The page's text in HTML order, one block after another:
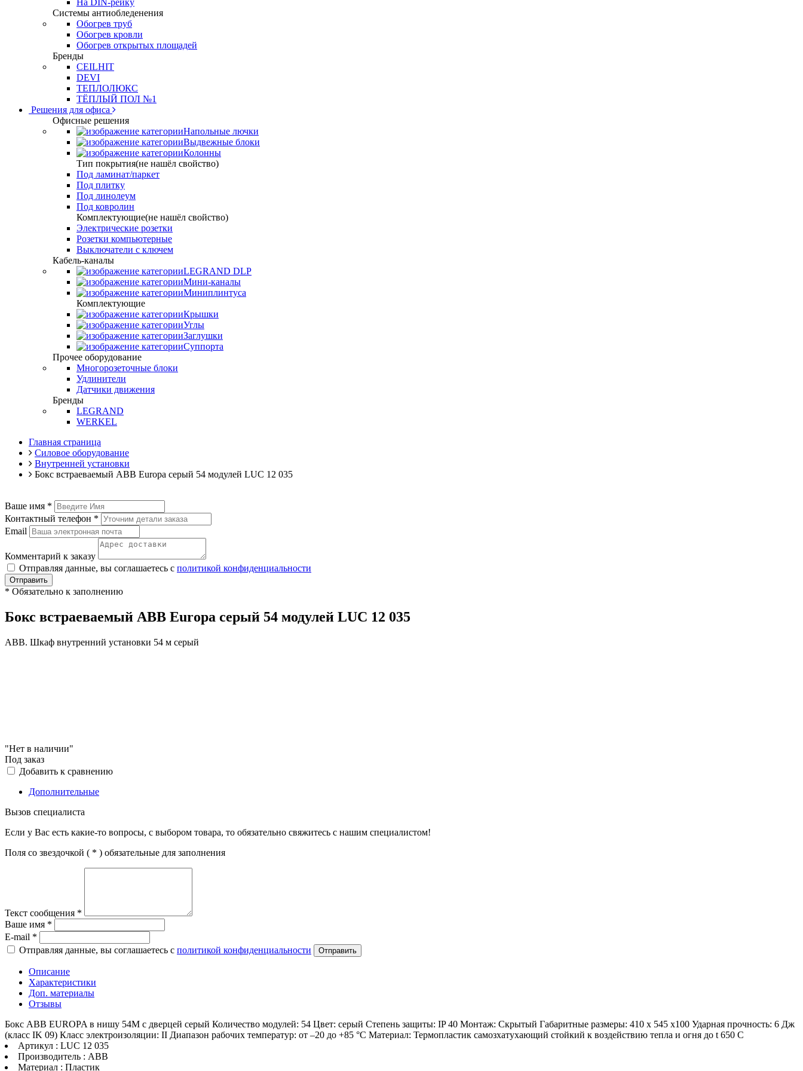
На DIN-рейку
Системы антиобледенения
Обогрев труб
Обогрев кровли
Обогрев открытых площадей
Бренды
CEILHIT
DEVI
ТЕПЛОЛЮКС
ТЁПЛЫЙ ПОЛ №1
Решения для офиса
Офисные решения
Напольные лючки
Выдвежные блоки
Колонны
Тип покрытия(не нашёл свойство)
Под ламинат/паркет
Под плитку
Под линолеум
Под ковролин
Комплектующие(не нашёл свойство)
Электрические розетки
Розетки компьютерные
Выключатели с ключем
Кабель-каналы
LEGRAND DLP
Мини-каналы
Миниплинтуса
Комплектующие
Крышки
Углы
Заглушки
Суппорта
Прочее оборудование
Многорозеточные блоки
Удлинители
Датчики движения
Бренды
LEGRAND
WERKEL
Главная страница
Силовое оборудование
Внутренней установки
Бокс встраеваемый ABB Europa серый 54 модулей LUC 12 035
Ваше имя *
Контактный телефон *
Email
Комментарий к заказу
Отправляя данные, вы соглашаетесь с политикой конфиденциальности
Отправить
* Обязательно к заполнению
Бокс встраеваемый ABB Europa серый 54 модулей LUC 12 035
АВВ. Шкаф внутренний установки 54 м серый
"Нет в наличии"
Под заказ
Добавить к сравнению
Дополнительные
Вызов специалиста
Если у Вас есть какие-то вопросы, с выбором товара, то обязательно свяжитесь с нашим специалистом!
Поля со звездочкой ( * ) обязательные для заполнения
Текст сообщения *
Ваше имя *
E-mail *
Отправляя данные, вы соглашаетесь с политикой конфиденциальности Отправить
Описание
Характеристики
Доп. материалы
Отзывы
Бокс ABB EUROPA в нишу 54М с дверцей серый Количество модулей: 54 Цвет: серый Степень защиты: IP 40 Монтаж: Скрытый Габаритные размеры: 410 x 545 x100 Ударная прочность: 6 Дж
(класс IK 09) Класс электроизоляции: II Диапазон рабочих температур: от –20 до +85 °C Материал: Термопластик самозхатухающий стойкий к воздействию тепла и огня до t 650 C
Артикул : LUC 12 035
Производитель : ABB
Материал : Пластик